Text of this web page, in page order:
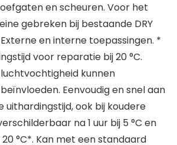
en scheuren. Voor het
gebreken bij bestaande DRY
en interne toepassingen. *
voor reparatie bij 20 °C.
kunnen
Eenvoudig en snel aan
uithardingstijd, ook bij koudere
na 1 uur bij 5 °C en
°C*. Kan met een standaard